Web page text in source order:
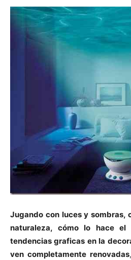
Jugando con luces y sombras,
naturaleza, cómo lo hace el
tendencias graficas en la
ven completamente renovadas